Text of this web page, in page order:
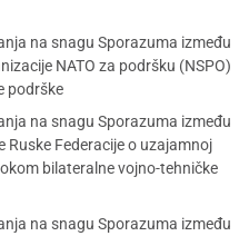
na snagu Sporazuma između
NATO za podršku (NSPO)
podrške
na snagu Sporazuma između
Ruske Federacije o uzajamnoj
bilateralne vojno-tehničke
na snagu Sporazuma između